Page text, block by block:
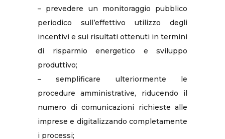
– prevedere un monitoraggio pubblico
periodico sull’effettivo utilizzo degli
incentivi e sui risultati ottenuti in termini
di risparmio energetico e sviluppo
produttivo;
– semplificare ulteriormente le
procedure amministrative, riducendo il
numero di comunicazioni richieste alle
imprese e digitalizzando completamente
i processi;